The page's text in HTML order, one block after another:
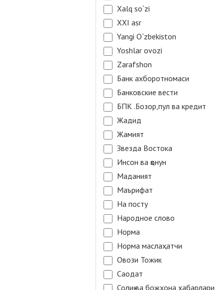
Xalq so`zi
XXI asr
Yangi O`zbekiston
Yoshlar ovozi
Zarafshon
Банк ахборотномаси
Банковские вести
БПК .Бозор,пул ва кредит
Жадид
Жамият
Звезда Востока
Инсон ва қонун
Маданият
Маърифат
На посту
Народное слово
Норма
Норма маслаҳатчи
Овози Тожик
Саодат
Солиқ ва божхона хабарлари